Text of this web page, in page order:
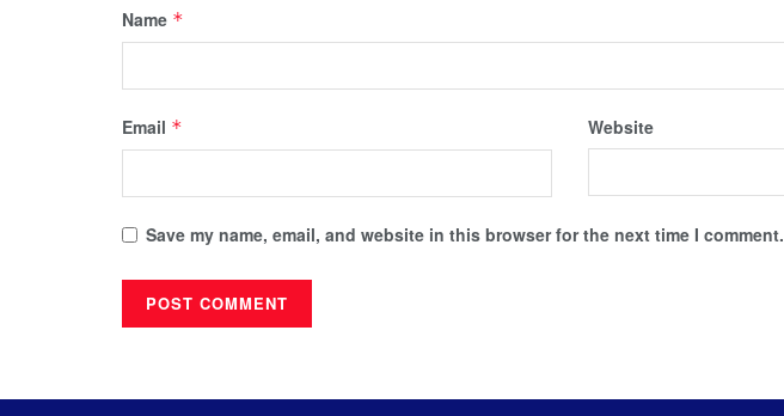
Name *
Email * Website
Save my name, email, and website in this browser for the next time I comment.